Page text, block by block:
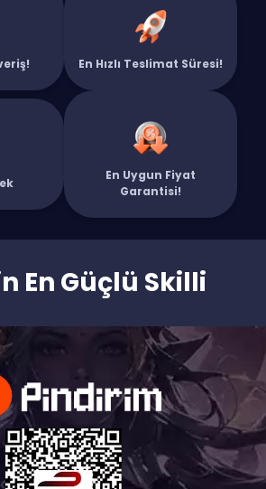
ve Savaş Bileti'ni garantilemek için 20 Euro
En Hızlı Teslimat Süresi!
En Uygun Fiyat
Garantisi!
En Güçlü Skilli